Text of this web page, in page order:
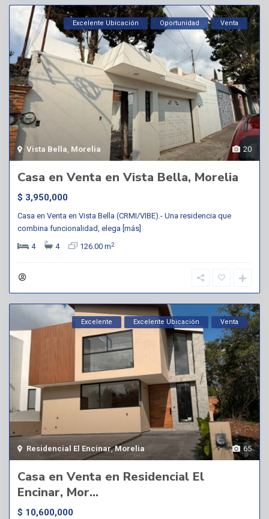
20
Vista Bella, Morelia
Excelente Ubicación Oportunidad Venta
Casa en Venta en Vista Bella, Morelia
$ 3,950,000
Casa en Venta en Vista Bella (CRMI/VIBE).- Una residencia que
combina funcionalidad, elega [más]
4
4 126.00 m2
65
Residencial El Encinar,Morelia
Excelente Excelente Ubicación Venta
Casa en Venta en Residencial El
Encinar, Mor...
$ 10,600,000